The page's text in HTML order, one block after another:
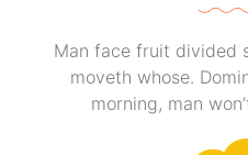
Man face fruit divided
moveth whose.
morning, man